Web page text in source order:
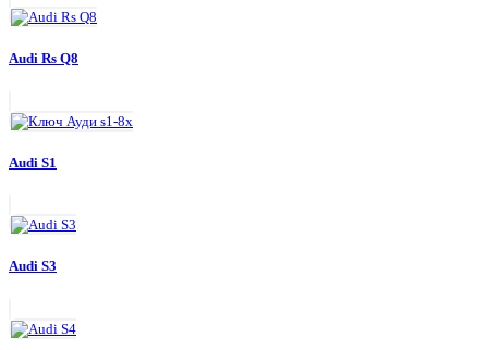
Audi Rs Q8
Audi S1
Audi S3